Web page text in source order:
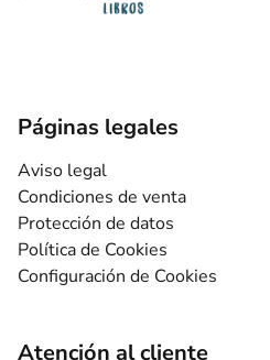
Páginas legales
Aviso legal
Condiciones de venta
Protección de datos
Política de Cookies
Configuración de Cookies
Atención al cliente